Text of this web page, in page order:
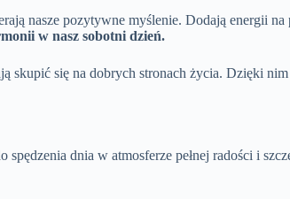
nasze pozytywne myślenie. Dodają energii
w nasz sobotni dzień.
skupić się na dobrych stronach życia. Dzięki
dnia w atmosferze pełnej radości i